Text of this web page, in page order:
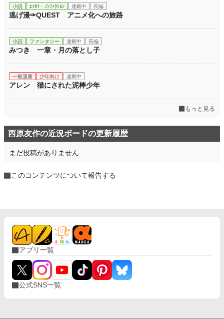
小説 ｴｯｾｲ・ﾉﾝﾌｨｸｼｮﾝ 連載中 長編
逃げ漫✑QUEST アニメ化への旅路
小説 ファンタジー 連載中 長編
みつき 一章・月の落とし子
一般漫画 少年向け 連載中
アレン 猫にされた泥棒少年
もっと見る
西原友作の近況ボードの更新履歴
まだ投稿がありません
このコンテンツについて報告する
アプリ一覧
公式SNS一覧